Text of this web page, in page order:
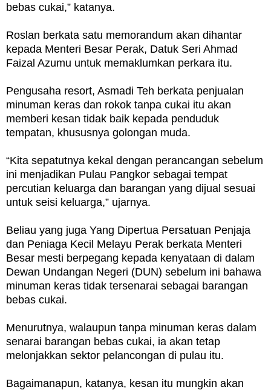
bebas cukai,” katanya.
Roslan berkata satu memorandum akan dihantar
kepada Menteri Besar Perak, Datuk Seri Ahmad
Faizal Azumu untuk memaklumkan perkara itu.
Pengusaha resort, Asmadi Teh berkata penjualan
minuman keras dan rokok tanpa cukai itu akan
memberi kesan tidak baik kepada penduduk
tempatan, khususnya golongan muda.
“Kita sepatutnya kekal dengan perancangan sebelum
ini menjadikan Pulau Pangkor sebagai tempat
percutian keluarga dan barangan yang dijual sesuai
untuk seisi keluarga,” ujarnya.
Beliau yang juga Yang Dipertua Persatuan Penjaja
dan Peniaga Kecil Melayu Perak berkata Menteri
Besar mesti berpegang kepada kenyataan di dalam
Dewan Undangan Negeri (DUN) sebelum ini bahawa
minuman keras tidak tersenarai sebagai barangan
bebas cukai.
Menurutnya, walaupun tanpa minuman keras dalam
senarai barangan bebas cukai, ia akan tetap
melonjakkan sektor pelancongan di pulau itu.
Bagaimanapun, katanya, kesan itu mungkin akan